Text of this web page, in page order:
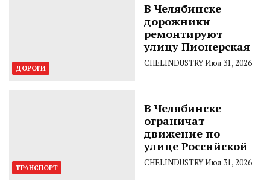
ДОРОГИ
В Челябинске
дорожники
ремонтируют
улицу Пионерская
CHELINDUSTRYИюл 31, 2026
ТРАНСПОРТ
В Челябинске
ограничат
движение по
улице Российской
CHELINDUSTRYИюл 31, 2026